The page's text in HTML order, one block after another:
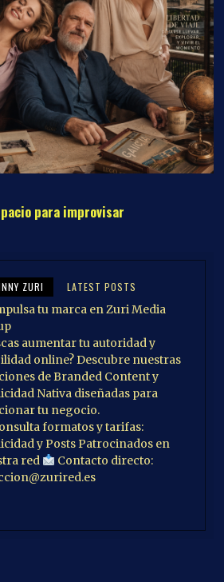
para improvisar
ZURI LATEST POSTS
tu marca en Zuri Media
aumentar tu autoridad y
online? Descubre nuestras
de Branded Content y
Nativa diseñadas para
tu negocio.
formatos y tarifas:
y Posts Patrocinados en
red
Contacto directo: